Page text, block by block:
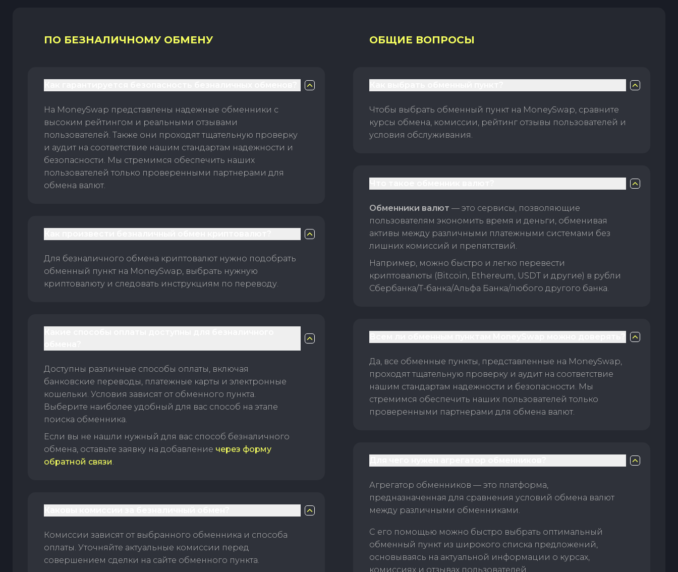
ПО БЕЗНАЛИЧНОМУ ОБМЕНУ
На MoneySwap представлены надежные обменники с
высоким рейтингом и реальными отзывами
пользователей. Также они проходят тщательную проверку
и аудит на соответствие нашим стандартам надежности и
безопасности. Мы стремимся обеспечить наших
пользователей только проверенными партнерами для
обмена валют.
Для безналичного обмена криптовалют нужно подобрать
обменный пункт на MoneySwap, выбрать нужную
криптовалюту и следовать инструкциям по переводу.
Доступны различные способы оплаты, включая
банковские переводы, платежные карты и электронные
кошельки. Условия зависят от обменного пункта.
Выберите наиболее удобный для вас способ на этапе
поиска обменника.
Если вы не нашли нужный для вас способ безналичного
обмена, оставьте заявку на добавление через форму
обратной связи.
Комиссии зависят от выбранного обменника и способа
оплаты. Уточняйте актуальные комиссии перед
совершением сделки на сайте обменного пункта.
ОБЩИЕ ВОПРОСЫ
Чтобы выбрать обменный пункт на MoneySwap, сравните
курсы обмена, комиссии, рейтинг отзывы пользователей и
условия обслуживания.
Обменники валют — это сервисы, позволяющие
пользователям экономить время и деньги, обменивая
активы между различными платежными системами без
лишних комиссий и препятствий.
Например, можно быстро и легко перевести
криптовалюты (Bitcoin, Ethereum, USDT и другие) в рубли
Сбербанка/Т-банка/Альфа Банка/любого другого банка.
Да, все обменные пункты, представленные на MoneySwap,
проходят тщательную проверку и аудит на соответствие
нашим стандартам надежности и безопасности. Мы
стремимся обеспечить наших пользователей только
проверенными партнерами для обмена валют.
Агрегатор обменников — это платформа,
предназначенная для сравнения условий обмена валют
между различными обменниками.
С его помощью можно быстро выбрать оптимальный
обменный пункт из широкого списка предложений,
основываясь на актуальной информации о курсах,
комиссиях и отзывах пользователей.